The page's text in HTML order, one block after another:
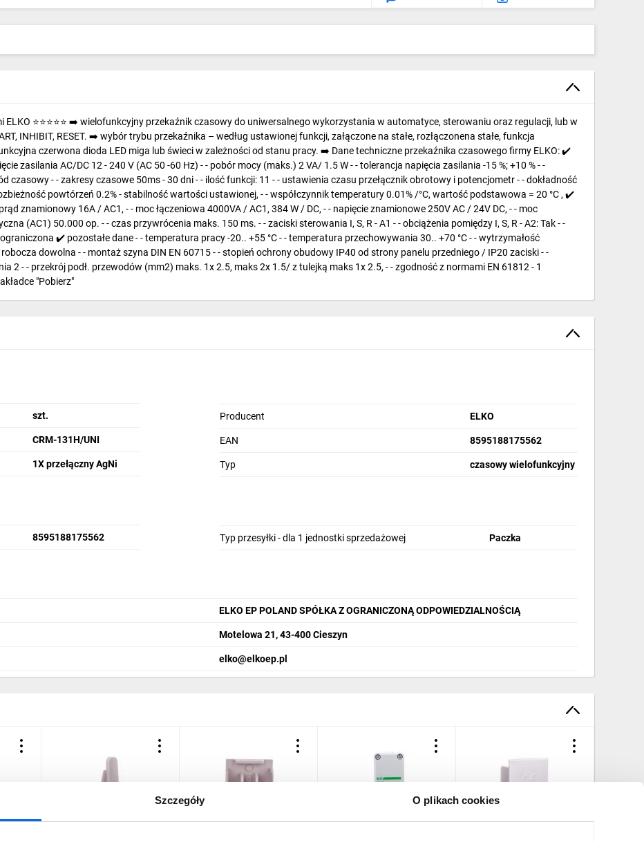
Szczegóły O plikach cookies
⭐⭐⭐⭐⭐ ➡️ wielofunkcyjny przekaźnik czasowy do uniwersalnego wykorzystania w automatyce, sterowaniu oraz regulacji, lub w
INHIBIT, RESET. ➡️ wybór trybu przekaźnika – według ustawionej funkcji, załączone na stałe, rozłączonena stałe, funkcja
czerwona dioda LED miga lub świeci w zależności od stanu pracy. ➡️ Dane techniczne przekaźnika czasowego firmy ELKO: ✔️
zasilania AC/DC 12 - 240 V (AC 50 -60 Hz) - - pobór mocy (maks.) 2 VA/ 1.5 W - - tolerancja napięcia zasilania -15 %; +10 % - -
czasowy - - zakresy czasowe 50ms - 30 dni - - ilość funkcji: 11 - - ustawienia czasu przełącznik obrotowy i potencjometr - - dokładność
powtórzeń 0.2% - stabilność wartości ustawionej, - - współczynnik temperatury 0.01% /°C, wartość podstawowa = 20 °C , ✔️
znamionowy 16A / AC1, - - moc łączeniowa 4000VA / AC1, 384 W / DC, - - napięcie znamionowe 250V AC / 24V DC, - - moc
(AC1) 50.000 op. - - czas przywrócenia maks. 150 ms. - - zaciski sterowania I, S, R - A1 - - obciążenia pomiędzy I, S, R - A2: Tak - -
✔️ pozostałe dane - - temperatura pracy -20.. +55 °C - - temperatura przechowywania 30.. +70 °C - - wytrzymałość
dowolna - - montaż szyna DIN EN 60715 - - stopień ochrony obudowy IP40 od strony panelu przedniego / IP20 zaciski - -
2 - - przekrój podł. przewodów (mm2) maks. 1x 2.5, maks 2x 1.5/ z tulejką maks 1x 2.5, - - zgodność z normami EN 61812 - 1
"Pobierz"
szt.
CRM-131H/UNI
1X przełączny AgNi
Producent ELKO
EAN 8595188175562
Typ czasowy wielofunkcyjny
8595188175562 Typ przesyłki - dla 1 jednostki sprzedażowej Paczka
ELKO EP POLAND SPÓŁKA Z OGRANICZONĄ ODPOWIEDZIALNOŚCIĄ
Motelowa 21, 43-400 Cieszyn
elko@elkoep.pl